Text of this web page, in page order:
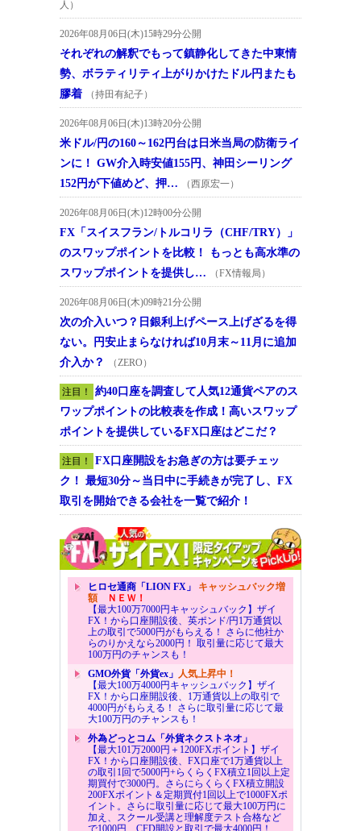
人）
2026年08月06日(木)15時29分公開
それぞれの解釈でもって鎮静化してきた中東情
勢、ボラティリティ上がりかけたドル円またも
膠着
（持田有紀子）
2026年08月06日(木)13時20分公開
米ドル/円の160～162円台は日米当局の防衛ライ
ンに！ GW介入時安値155円、神田シーリング
152円が下値めど、押…
（西原宏一）
2026年08月06日(木)12時00分公開
FX「スイスフラン/トルコリラ（CHF/TRY）」
のスワップポイントを比較！ もっとも高水準の
スワップポイントを提供し…
（FX情報局）
2026年08月06日(木)09時21分公開
次の介入いつ？日銀利上げペース上げざるを得
ない。円安止まらなければ10月末～11月に追加
介入か？
（ZERO）
注目！
約40口座を調査して人気12通貨ペアのス
ワップポイントの比較表を作成！高いスワップ
ポイントを提供しているFX口座はどこだ？
注目！
FX口座開設をお急ぎの方は要チェッ
ク！ 最短30分～当日中に手続きが完了し、FX
取引を開始できる会社を一覧で紹介！
ヒロセ通商「LION FX」 キャッシュバック増
額ＮＥＷ！
【最大100万7000円キャッシュバック】ザイ
FX！から口座開設後、英ポンド/円1万通貨以
上の取引で5000円がもらえる！ さらに他社か
らのりかえなら2000円！ 取引量に応じて最大
100万円のチャンスも！
GMO外貨「外貨ex」 人気上昇中！
【最大100万4000円キャッシュバック】ザイ
FX！から口座開設後、1万通貨以上の取引で
4000円がもらえる！ さらに取引量に応じて最
大100万円のチャンスも！
外為どっとコム「外貨ネクストネオ」
【最大101万2000円＋1200FXポイント】ザイ
FX！から口座開設後、FX口座で1万通貨以上
の取引1回で5000円+らくらくFX積立1回以上定
期買付で3000円。さらにらくらくFX積立開設
200FXポイント＆定期買付1回以上で1000FXポ
イント。さらに取引量に応じて最大100万円に
加え、スクール受講と理解度テスト合格など
で1000円、CFD開設と取引で最大4000円！